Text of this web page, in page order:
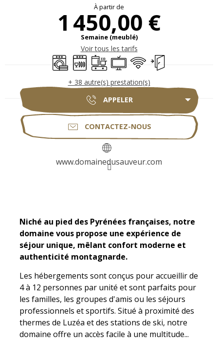
À partir de
1 450,00 €
Semaine (meublé)
Voir tous les tarifs
Lave lingeLave vaisselle
Plaque de cuisson
Télévision
WiFi Entrée
+ 38 autre(s) prestation(s)
APPELER
CONTACTEZ-NOUS
www.domainedusauveur.com
Niché au pied des Pyrénées françaises, notre
domaine vous propose une expérience de
séjour unique, mêlant confort moderne et
authenticité montagnarde.
Les hébergements sont conçus pour accueillir de
4 à 12 personnes par unité et sont parfaits pour
les familles, les groupes d'amis ou les séjours
professionnels et sportifs. Situé à proximité des
thermes de Luzéa et des stations de ski, notre
domaine offre un accès facile à une multitude...